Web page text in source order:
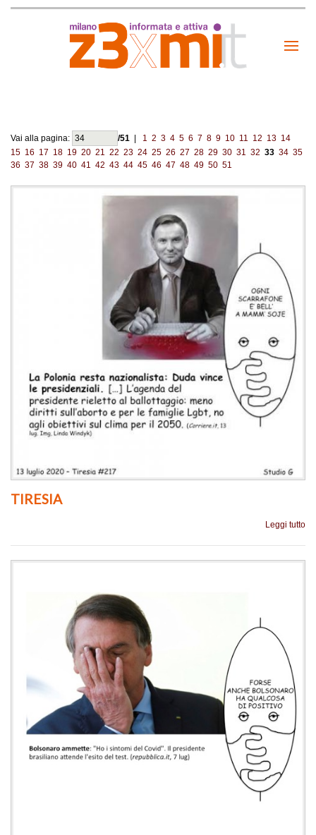
Vai alla pagina: /51 1 2 3 4 5 6 7 8 9 10 11 12 13 14
15 16 17 18 19 20 21 22 23 24 25 26 27 28 29 30 31 32 33 34 35
36 37 38 39 40 41 42 43 44 45 46 47 48 49 50 51
TIRESIA
Leggi tutto